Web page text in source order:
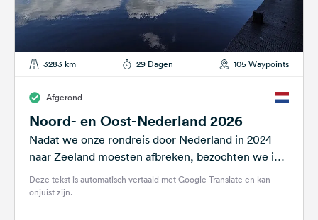
3283 km 29 Dagen 105 Waypoints
Afgerond
Noord- en Oost-Nederland 2026
Nadat we onze rondreis door Nederland in 2024
naar Zeeland moesten afbreken, bezochten we in
mei/juni 2026 het noorden en...
Deze tekst is automatisch vertaald met Google Translate en kan
onjuist zijn.